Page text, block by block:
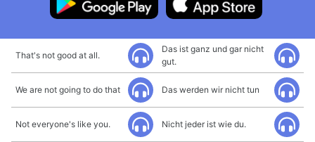
That's not good at all.
Das ist ganz und gar nicht
gut.
We are not going to do that Das werden wir nicht tun
Not everyone's like you. Nicht jeder ist wie du.